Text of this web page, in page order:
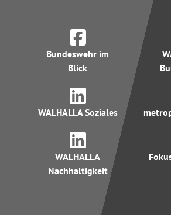
Bundeswehr im
Blick
WALHALLA Soziales
WALHALLA
Nachhaltigkeit